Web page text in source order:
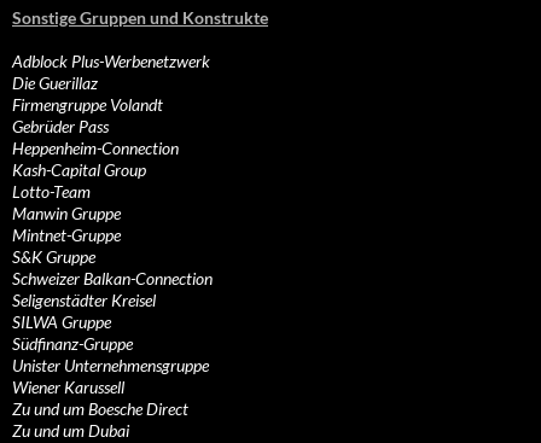
Sonstige Gruppen und Konstrukte
Adblock Plus-Werbenetzwerk
Die Guerillaz
Firmengruppe Volandt
Gebrüder Pass
Heppenheim-Connection
Kash-Capital Group
Lotto-Team
Manwin Gruppe
Mintnet-Gruppe
S&K Gruppe
Schweizer Balkan-Connection
Seligenstädter Kreisel
SILWA Gruppe
Südfinanz-Gruppe
Unister Unternehmensgruppe
Wiener Karussell
Zu und um Boesche Direct
Zu und um Dubai